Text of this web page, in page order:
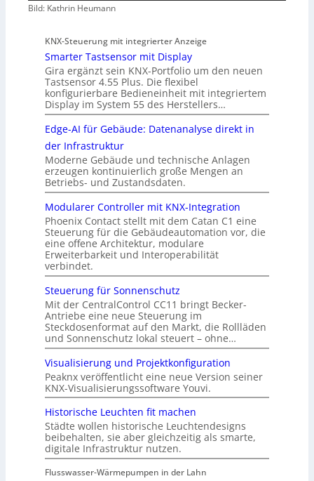
Bild: Kathrin Heumann
KNX-Steuerung mit integrierter Anzeige
Smarter Tastsensor mit Display
Gira ergänzt sein KNX-Portfolio um den neuen
Tastsensor 4.55 Plus. Die flexibel
konfigurierbare Bedieneinheit mit integriertem
Display im System 55 des Herstellers…
Edge-AI für Gebäude: Datenanalyse direkt in
der Infrastruktur
Moderne Gebäude und technische Anlagen
erzeugen kontinuierlich große Mengen an
Betriebs- und Zustandsdaten.
Modularer Controller mit KNX-Integration
Phoenix Contact stellt mit dem Catan C1 eine
Steuerung für die Gebäudeautomation vor, die
eine offene Architektur, modulare
Erweiterbarkeit und Interoperabilität
verbindet.
Steuerung für Sonnenschutz
Mit der CentralControl CC11 bringt Becker-
Antriebe eine neue Steuerung im
Steckdosenformat auf den Markt, die Rollläden
und Sonnenschutz lokal steuert – ohne…
Visualisierung und Projektkonfiguration
Peaknx veröffentlicht eine neue Version seiner
KNX-Visualisierungssoftware Youvi.
Historische Leuchten fit machen
Städte wollen historische Leuchtendesigns
beibehalten, sie aber gleichzeitig als smarte,
digitale Infrastruktur nutzen.
Flusswasser-Wärmepumpen in der Lahn